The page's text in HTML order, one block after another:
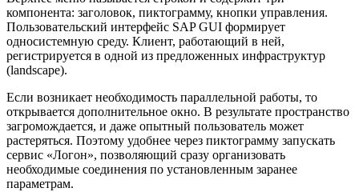
компонента: заголовок, пиктограмму, кнопки управления.
Пользовательский интерфейс SAP GUI формирует
односистемную среду. Клиент, работающий в ней,
регистрируется в одной из предложенных инфраструктур
(landscape).
Если возникает необходимость параллельной работы, то
открывается дополнительное окно. В результате пространство
загромождается, и даже опытный пользователь может
растеряться. Поэтому удобнее через пиктограмму запускать
сервис «Логон», позволяющий сразу организовать
необходимые соединения по установленным заранее
параметрам.